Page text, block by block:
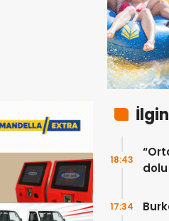
18:43
17:34